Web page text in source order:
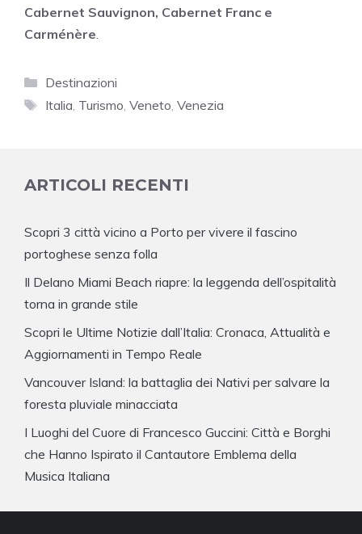
Cabernet Sauvignon, Cabernet Franc e
Carménère
Categorie
Destinazioni
Tag
Italia Turismo Veneto Venezia
ARTICOLI RECENTI
Scopri 3 città vicino a Porto per vivere il fascino
portoghese senza folla
Il Delano Miami Beach riapre: la leggenda dell’ospitalità
torna in grande stile
Scopri le Ultime Notizie dall’Italia: Cronaca, Attualità e
Aggiornamenti in Tempo Reale
Vancouver Island: la battaglia dei Nativi per salvare la
foresta pluviale minacciata
I Luoghi del Cuore di Francesco Guccini: Città e Borghi
che Hanno Ispirato il Cantautore Emblema della
Musica Italiana